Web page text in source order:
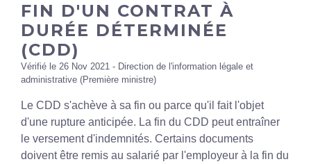
FIN D'UN CONTRAT À
DURÉE DÉTERMINÉE
(CDD)
Vérifié le 26 Nov 2021 - Direction de l'information légale et
administrative (Première ministre)
Le CDD s'achève à sa fin ou parce qu'il fait l'objet
d'une rupture anticipée. La fin du CDD peut entraîner
le versement d'indemnités. Certains documents
doivent être remis au salarié par l'employeur à la fin du